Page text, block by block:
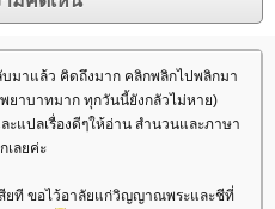
มาแล้ว คิดถึงมาก คลิกพลิกไปพลิกมา
ยาบาทมาก ทุกวันนี้ยังกลัวไม่หาย)
แปลเรื่องดีๆให้อ่าน สำนวนและภาษา
ลยค่ะ
ยที ขอไว้อาลัยแก่วิญญาณพระและชีที่